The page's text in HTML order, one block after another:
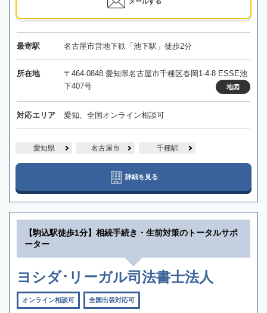
最寄駅 名古屋市営地下鉄「池下駅」徒歩2分
所在地
〒464-0848 愛知県名古屋市千種区春岡1-4-8 ESSE池
下407号
地図
対応エリア 愛知、全国オンライン相談可
愛知県 名古屋市 千種駅
詳細を見る
【駒込駅徒歩1分】相続手続き・生前対策のトータルサポ
ーター
ヨシダ･リーガル司法書士法人
オンライン相談可 全国出張対応可